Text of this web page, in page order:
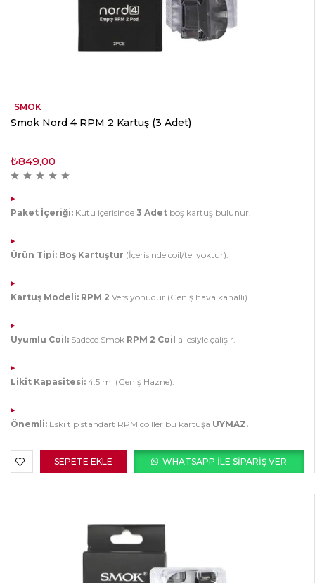
SMOK
Smok Nord 4 RPM 2 Kartuş (3 Adet)
₺849,00
Paket İçeriği: Kutu içerisinde 3 Adet boş kartuş bulunur.
Ürün Tipi: Boş Kartuştur (İçerisinde coil/tel yoktur).
Kartuş Modeli: RPM 2 Versiyonudur (Geniş hava kanallı).
Uyumlu Coil: Sadece Smok RPM 2 Coil ailesiyle çalışır.
Likit Kapasitesi: 4.5 ml (Geniş Hazne).
Önemli: Eski tip standart RPM coiller bu kartuşa UYMAZ.
SEPETE EKLE WHATSAPP ILE SIPARIŞ VER